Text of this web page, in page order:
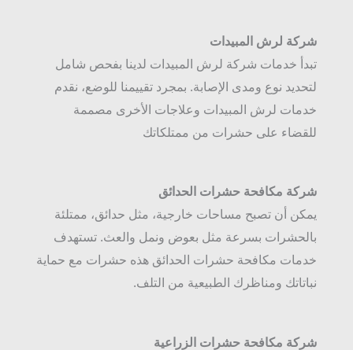
شركة لرش المبيدات
تبدأ خدمات شركة لرش المبيدات لدينا بفحص شامل
لتحديد نوع ومدى الإصابة. بمجرد تقييمنا للوضع، نقدم
خدمات لرش المبيدات وعلاجات الأخرى مصممة
للقضاء على حشرات من ممتلكاتك
شركة مكافحة حشرات الحدائق
يمكن أن تصبح مساحات خارجية، مثل حدائق، ممتلئة
بالحشرات بسرعة مثل بعوض ونمل والعث. تستهدف
خدمات مكافحة حشرات الحدائق هذه حشرات مع حماية
نباتاتك ومناظرك الطبيعية من التلف.
شركة مكافحة حشرات الزراعية